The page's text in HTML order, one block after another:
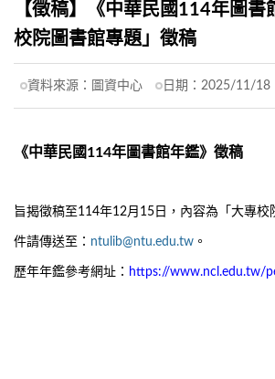
【徵稿】《中華民國114年圖書
校院圖書館專題」徵稿
資料來源： 圖資中心 日期： 2025/11/18
《中華民國114年圖書館年鑑》徵稿
旨揭徵稿至114年12月15日，內容為「大專校
件請傳送至： ntulib@ntu.edu.tw 。
歷年年鑑參考網址： https://www.ncl.edu.tw/